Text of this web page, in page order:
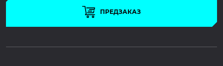
ПРЕДЗАКАЗ